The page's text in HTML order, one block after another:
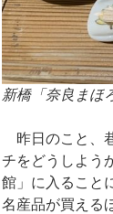
新橋「奈良まほ
昨日のこと、
チをどうしよう
館」に入ること
名産品が買える